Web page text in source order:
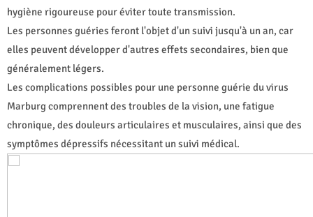
hygiène rigoureuse pour éviter toute transmission.
Les personnes guéries feront l'objet d'un suivi jusqu'à un an, car
elles peuvent développer d'autres effets secondaires, bien que
généralement légers.
Les complications possibles pour une personne guérie du virus
Marburg comprennent des troubles de la vision, une fatigue
chronique, des douleurs articulaires et musculaires, ainsi que des
symptômes dépressifs nécessitant un suivi médical.